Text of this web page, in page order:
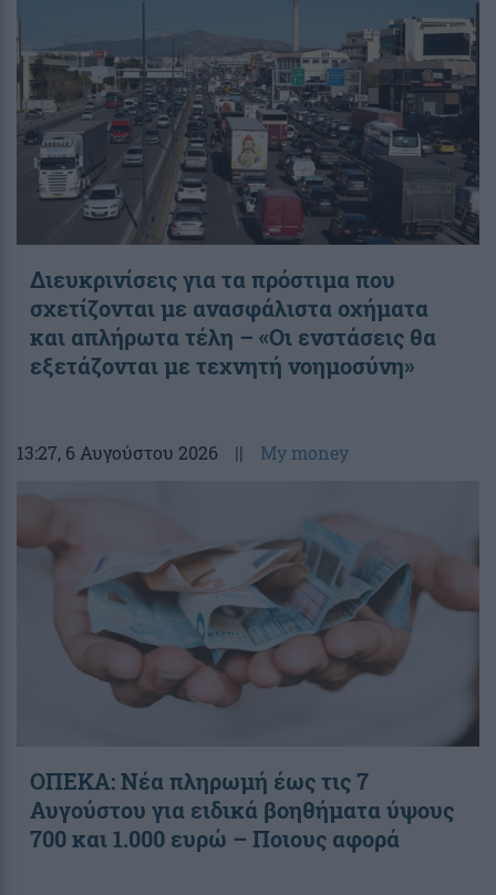
Διευκρινίσεις για τα πρόστιμα που
σχετίζονται με ανασφάλιστα οχήματα
και απλήρωτα τέλη – «Οι ενστάσεις θα
εξετάζονται με τεχνητή νοημοσύνη»
13:27, 6 Αυγούστου 2026 || My money
ΟΠΕΚΑ: Νέα πληρωμή έως τις 7
Αυγούστου για ειδικά βοηθήματα ύψους
700 και 1.000 ευρώ – Ποιους αφορά